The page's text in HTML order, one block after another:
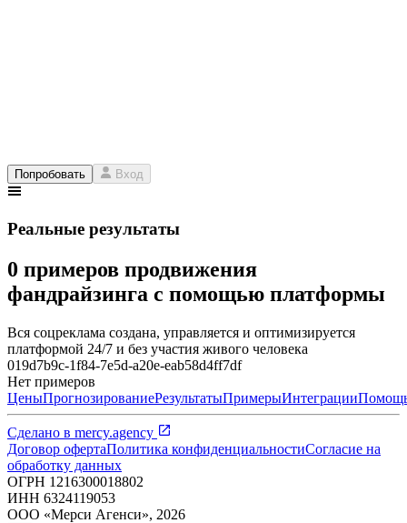
Попробовать Вход
Реальные результаты
0 примеров продвижения
фандрайзинга с помощью платформы
Вся соцреклама создана, управляется и оптимизируется
платформой 24/7 и без участия живого человека
019d7b9c-1f84-7e5d-a20e-eab58d4ff7df
Нет примеров
ЦеныПрогнозированиеРезультатыПримерыИнтеграции
Сделано в mercy.agency
Договор офертаПолитика конфиденциальностиСогласие на
обработку данных
ОГРН 1216300018802
ИНН 6324119053
ООО «Мерси Агенси», 2026